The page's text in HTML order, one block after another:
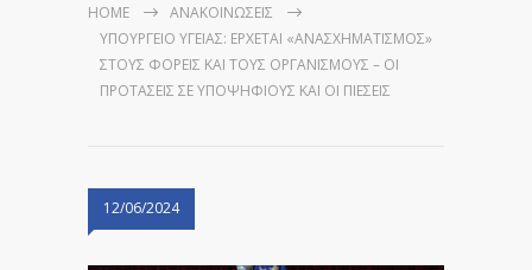
HOME
ΑΝΑΚΟΙΝΏΣΕΙΣ
ΥΠΟΥΡΓΕΊΟ ΥΓΕΊΑΣ: ΈΡΧΕΤΑΙ «ΑΝΑΣΧΗΜΑΤΙΣΜΌΣ»
ΣΤΟΥΣ ΦΟΡΕΊΣ ΚΑΙ ΤΟΥΣ ΟΡΓΑΝΙΣΜΟΎΣ – ΟΙ
ΠΡΟΤΆΣΕΙΣ ΣΕ ΥΠΟΨΗΦΊΟΥΣ ΚΑΙ ΟΙ ΠΙΈΣΕΙΣ
12/06/2024